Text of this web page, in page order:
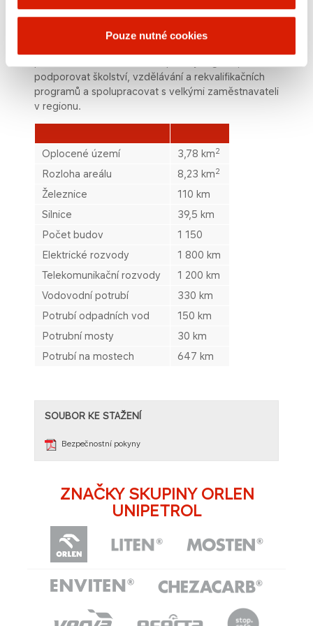
Pouze nutné cookies
nových investorů.
Chempark Záluží má také nové možnosti využívat
podporovat školství, vzdělávání a rekvalifikačních
programů a spolupracovat s velkými zaměstnavateli
v regionu.​
Oplocené území​ 3,78 km2
Rozloha areálu​​ 8,23 km2
Železnice
110 km
Silnice
39,5 km
Počet budov
1 150
Elektrické rozvody
1 800 km
Telekomunikační rozvody
1 200 km
Vodovodní potrubí
330 km
Potrubí odpadních vod
150 km
Potrubní mosty
30 km
Potrubí na mostech
647 km
SOUBOR K​E STAŽENÍ​
Bezpečnostní pokyny
ZNAČKY SKUPINY ORLEN
UNIPETROL